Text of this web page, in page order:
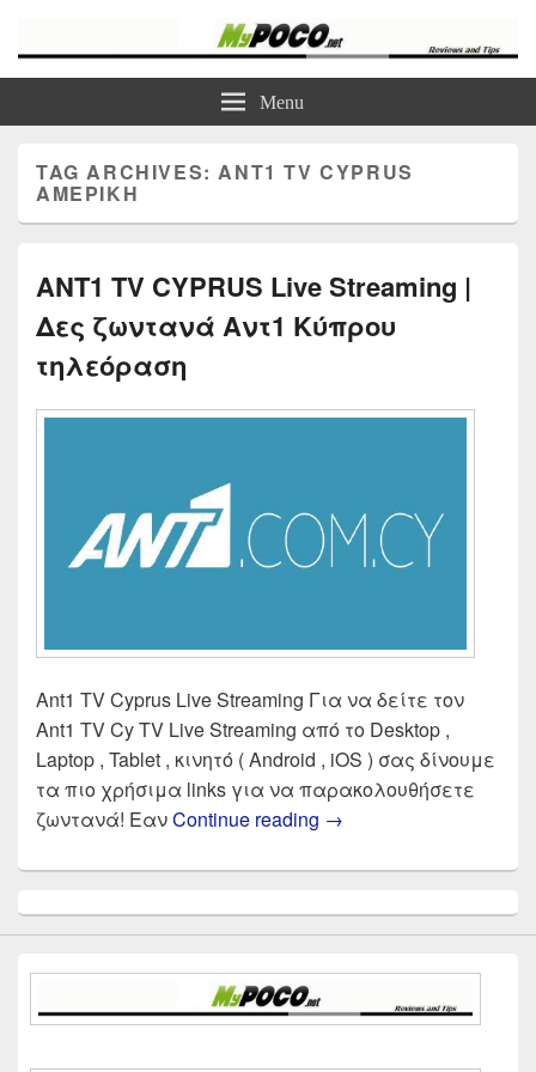
Τα καλύτερα Reviews , Συγκρίσεις , VPN , Webhosting
Menu
TAG ARCHIVES:ANT1 TV CYPRUS
ΑΜΕΡΙΚΉ
ANT1 TV CYPRUS Live Streaming |
Δες ζωντανά Αντ1 Κύπρου
τηλεόραση
Ant1 TV Cyprus Live Streaming Για να δείτε τον
Ant1 TV Cy TV Live Streaming από το Desktop ,
Laptop , Tablet , κινητό ( Android , iOS ) σας δίνουμε
τα πιο χρήσιμα links για να παρακολουθήσετε
ζωντανά! ΕανContinue reading ANT1 TV CYPRUS
→
Sidebar
Widget